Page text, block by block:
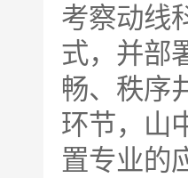
考察动线
式，并部
畅、秩序
环节，山
置专业的